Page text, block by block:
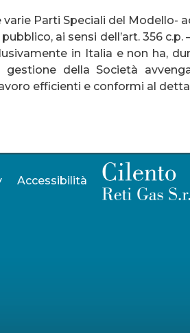
Parti Speciali del
ai sensi dell’art. 356
in Italia e non ha,
della Società
efficienti e conformi al
Accessibilità